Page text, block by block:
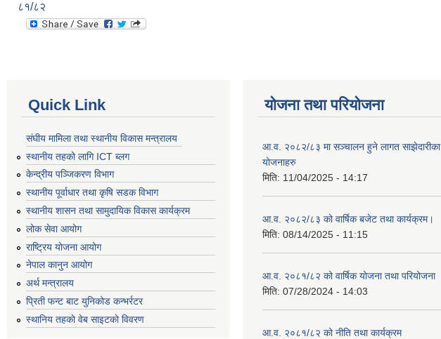
८१/८२
Quick Link
संघीय मामिला तथा स्थानीय विकास मन्त्रालय
स्थानीय तहको लागि ICT ब्लग
केन्द्रीय पञ्जिकरण विभाग
स्थानीय पूर्वाधार तथा कृषि सडक विभाग
स्थानीय शासन तथा सामुदायिक विकास कार्यक्रम
लोक सेवा आयोग
राष्ट्रिय योजना आयोग
नेपाल कानुन आयोग
अर्थ मन्त्रालय
प्रिती फन्ट बाट युनिकोड कन्भर्रटर
स्थानिय तहकाे वेब साइटकाे विवरण
योजना तथा परियोजना
आ.व. २०८२/८३ मा सञ्चालन हुने लागत साझेदारीका
योजनाहरु
मिति: 11/04/2025 - 14:17
आ.व. २०८२/८३ को वार्षिक बजेट तथा कार्यक्रम।
मिति: 08/14/2025 - 11:15
आ.व. २०८१/८२ को वार्षिक योजना तथा परियोजना
मिति: 07/28/2024 - 14:03
आ.व. २०८१/८२ को नीति तथा कार्यक्रम